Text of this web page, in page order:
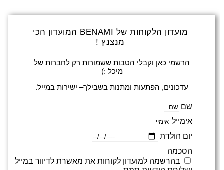
מועדון הלקוחות של BENAMI המועדון הכי
מנצנץ !
הרשמי כאן וקבלי הטבות ששמורות רק לחברות של
מיכל :)
עדכונים, הפתעות ומתנות בשבילך– ישירות במייל.
שם
אימייל
יום הולדת
הסכמה
בהרשמה למועדון לקוחות את מאשרת לדיוור במייל